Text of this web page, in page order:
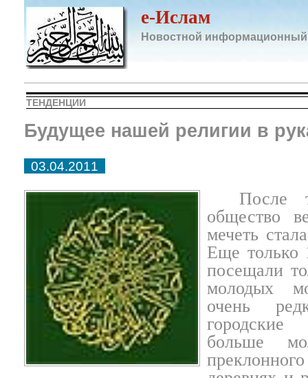
e-Ислам
Новостной информационный
ТЕНДЕНЦИИ
Будущее нашей религии в
03.04.2011
После
общество
мечеть
Еще только
посещали
молодых
очень
больше